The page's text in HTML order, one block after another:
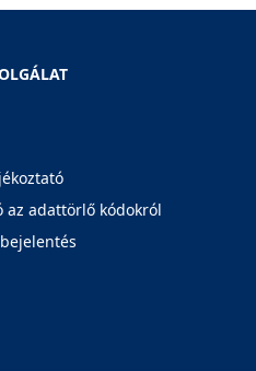
az adattörlő kódokról